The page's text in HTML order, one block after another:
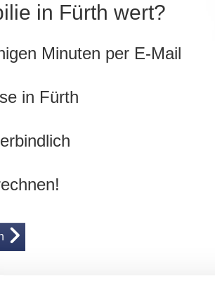
in Fürth wert?
Minuten per E-Mail
in Fürth